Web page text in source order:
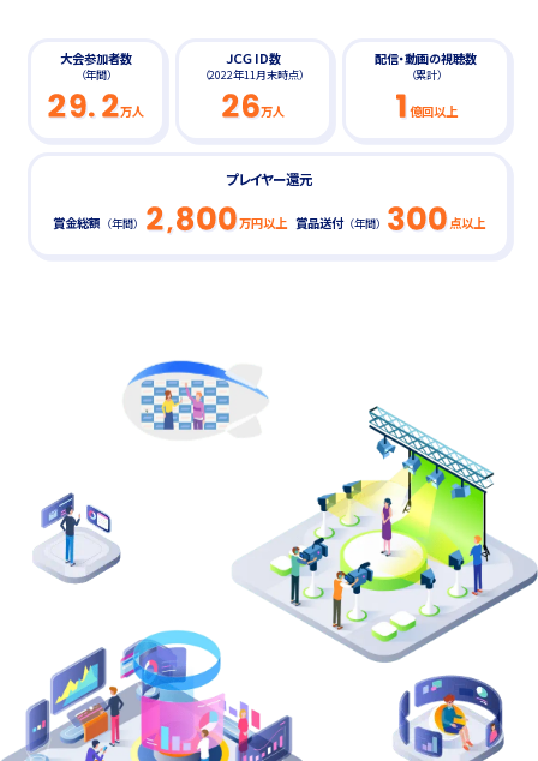
大会参加者数
（年間）
万人
ＪＣＧ ID数
（2022年11月末時点）
万人
配信・動画の視聴数
（累計）
億回以上
プレイヤー還元
賞金総額 （年間） 万円以上 賞品送付（年間） 点以上